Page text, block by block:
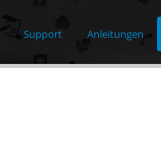
Support Anleitungen